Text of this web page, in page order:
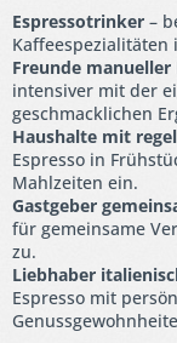
Espressotrinker –
Freunde
intensiver mit der
geschmacklichen
Haushalte mit
Espresso in
Mahlzeiten ein.
Gastgeber
für gemeinsame
zu.
Liebhaber
Espresso mit